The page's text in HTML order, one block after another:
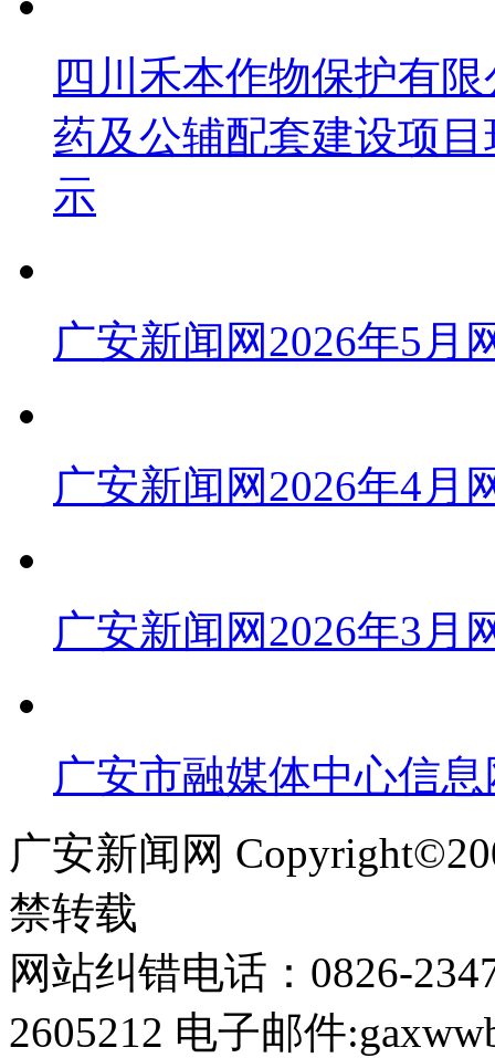
四川禾本作物保护有
药及公辅配套建设项
示
广安新闻网2026年5月
广安新闻网2026年4月
广安新闻网2026年3月
广安市融媒体中心信
广安新闻网
禁转载
网站纠错电话：0826-
2605212 电子邮件